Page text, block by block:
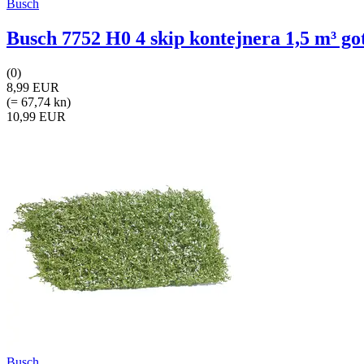
Busch
Busch 7752 H0 4 skip kontejnera 1,5 m³
(0)
8,99 EUR
(= 67,74 kn)
10,99 EUR